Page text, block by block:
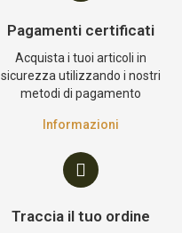
Pagamenti certificati
Acquista i tuoi articoli in
sicurezza utilizzando i nostri
metodi di pagamento
Informazioni
Traccia il tuo ordine